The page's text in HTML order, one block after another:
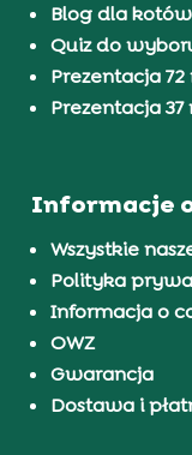
Blog dla
Quiz do
Prezentacja
Prezentacja
Informacje
Wszystkie
Polityka
Informacja o
OWZ
Gwarancja
Dostawa i